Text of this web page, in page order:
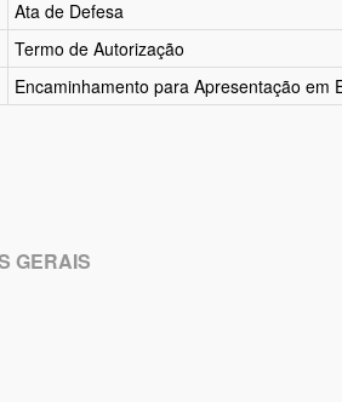
Ata de Defesa
Termo de Autorização
Encaminhamento para Apresentação em
GERAIS